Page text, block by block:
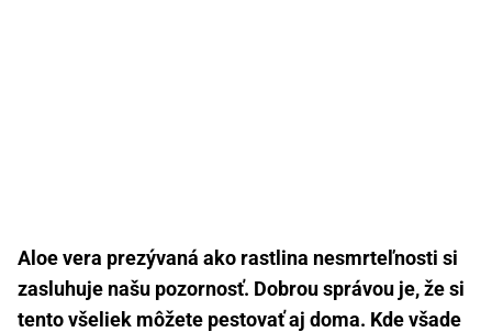
Aloe vera prezývaná ako rastlina nesmrteľnosti si
zasluhuje našu pozornosť. Dobrou správou je, že si
tento všeliek môžete pestovať aj doma. Kde všade